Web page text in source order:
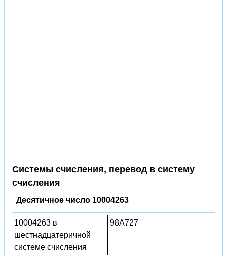
Системы счисления, перевод в систему
счисления
Десятичное число 10004263
10004263 в
шестнадцатеричной
системе счисления
98A727